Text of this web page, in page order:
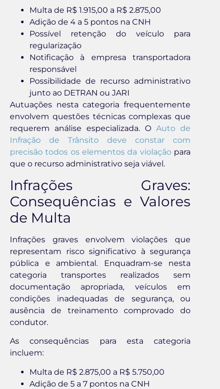
Multa de R$ 1.915,00 a R$ 2.875,00
Adição de 4 a 5 pontos na CNH
Possível retenção do veículo para
regularização
Notificação à empresa transportadora
responsável
Possibilidade de recurso administrativo
junto ao DETRAN ou JARI
Autuações nesta categoria frequentemente
envolvem questões técnicas complexas que
requerem análise especializada. O Auto de
Infração de Trânsito deve constar com
precisão todos os elementos da violaçãopara
que o recurso administrativo seja viável.
Infrações Graves:
Consequências e Valores
de Multa
Infrações graves envolvem violações que
representam risco significativo à segurança
pública e ambiental. Enquadram-se nesta
categoria transportes realizados sem
documentação apropriada, veículos em
condições inadequadas de segurança, ou
ausência de treinamento comprovado do
condutor.
As consequências para esta categoria
incluem:
Multa de R$ 2.875,00 a R$ 5.750,00
Adição de 5 a 7 pontos na CNH